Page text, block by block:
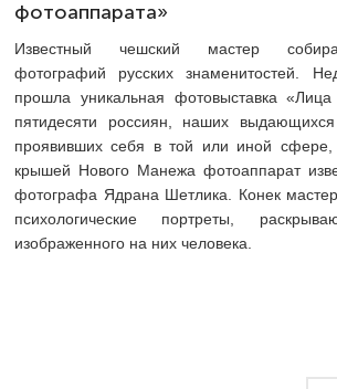
фотоаппарата»
Известный чешский мастер
фотографий русских знаменитостей.
прошла уникальная фотовыставка
пятидесяти россиян, наших выдающихся
проявивших себя в той или иной
крышей Нового Манежа фотоаппарат
фотографа Ядрана Шетлика. Конек
психологические портреты,
изображенного на них человека.